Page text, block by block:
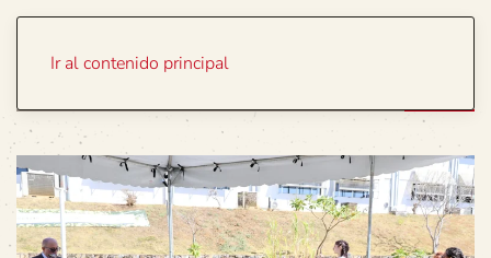
Ir al contenido principal